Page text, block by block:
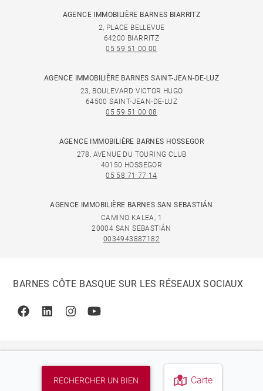
RECHERCHER UN BIEN Carte
AGENCE IMMOBILIÈRE BARNES BIARRITZ
2, PLACE BELLEVUE
64200 BIARRITZ
05 59 51 00 00
AGENCE IMMOBILIÈRE BARNES SAINT-JEAN-DE-LUZ
23, BOULEVARD VICTOR HUGO
64500 SAINT-JEAN-DE-LUZ
05 59 51 00 08
AGENCE IMMOBILIÈRE BARNES HOSSEGOR
278, AVENUE DU TOURING CLUB
40150 HOSSEGOR
05 58 71 77 14
AGENCE IMMOBILIÈRE BARNES SAN SEBASTIÁN
CAMINO KALEA, 1
20004 SAN SEBASTIÁN
0034943887182
BARNES CÔTE BASQUE SUR LES RÉSEAUX SOCIAUX
FacebookLinkedinInstagramYoutube
© 2026 BARNES, INTERNATIONAL REALTY - BARNES